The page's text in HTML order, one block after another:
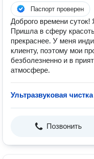
Паспорт проверен
Доброго времени
Пришла в сферу
прекраснее. У меня
клиенту, поэтому мои
безболезненно и в
атмосфере.
Ультразвуковая чистка
Позвонить